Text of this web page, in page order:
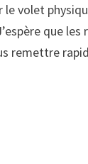
volet
que
remettre